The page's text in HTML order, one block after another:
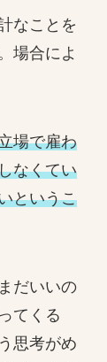
なことを
場合によ
場で雇わ
なくてい
というこ
だいいの
てくる
思考がめ